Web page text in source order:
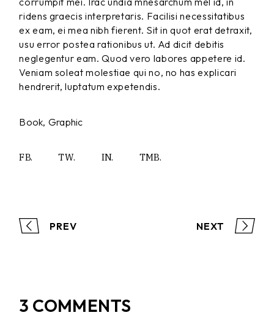
ridens graecis interpretaris. Facilisi necessitatibus
ex eam, ei mea nibh fierent. Sit in quot erat detraxit,
usu error postea rationibus ut. Ad dicit debitis
neglegentur eam. Quod vero labores appetere id.
Veniam soleat molestiae qui no, no has explicari
hendrerit, luptatum expetendis.
Book Graphic
FB. TW. IN. TMB.
PREV NEXT
3 COMMENTS